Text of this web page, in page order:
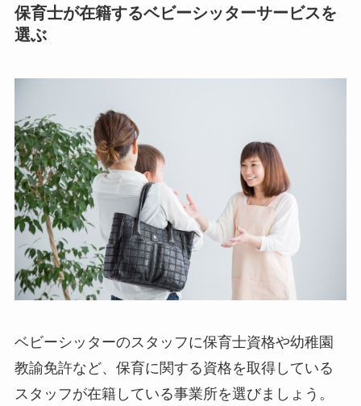
保育士が在籍するベビーシッターサービスを
選ぶ
ベビーシッターのスタッフに保育士資格や幼稚園
教諭免許など、保育に関する資格を取得している
スタッフが在籍している事業所を選びましょう。